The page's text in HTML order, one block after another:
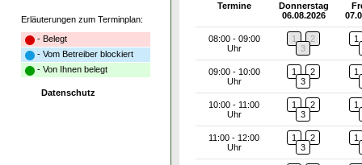
Erläuterungen zum Terminplan:
- Belegt
- Vom Betreiber blockiert
- Von Ihnen belegt
Datenschutz
Termine
Donnerstag
06.08.2026
08:00 - 09:00
Uhr
1
2
3
1
09:00 - 10:00
Uhr
1
2
3
1
10:00 - 11:00
Uhr
1
2
3
1
11:00 - 12:00
Uhr
1
2
3
1